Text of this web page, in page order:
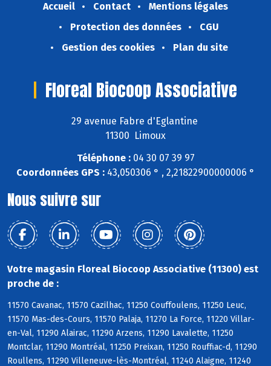
Accueil Contact
Mentions légales
Protection des données
CGU
Gestion des cookies
Plan du site
Floreal Biocoop Associative
29 avenue Fabre d'Eglantine
11300 Limoux
Téléphone :04 30 07 39 97
Coordonnées GPS : 43,050306 ° , 2,21822900000006 °
Nous suivre sur
Votre magasin Floreal Biocoop Associative (11300) est
proche de :
11570 Cavanac, 11570 Cazilhac, 11250 Couffoulens, 11250 Leuc,
11570 Mas-des-Cours, 11570 Palaja, 11270 La Force, 11220 Villar-
en-Val, 11290 Alairac, 11290 Arzens, 11290 Lavalette, 11250
Montclar, 11290 Montréal, 11250 Preixan, 11250 Rouffiac-d, 11290
Roullens, 11290 Villeneuve-lès-Montréal, 11240 Alaigne, 11240